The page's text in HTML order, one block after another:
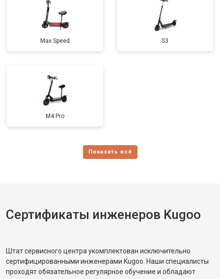
Max Speed S3
M4 Pro
Сертификаты инженеров Kugoo
Штат сервисного центра укомплектован исключительно
сертифицированными инженерами Kugoo. Наши специалисты
проходят обязательное регулярное обучение и обладают